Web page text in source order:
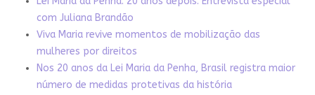
com Juliana Brandão
Viva Maria revive momentos de mobilização das
mulheres por direitos
Nos 20 anos da Lei Maria da Penha, Brasil registra maior
número de medidas protetivas da história